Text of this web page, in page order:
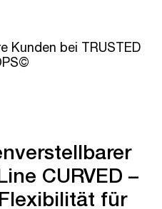
Kunden bei TRUSTED
CURVED –
für